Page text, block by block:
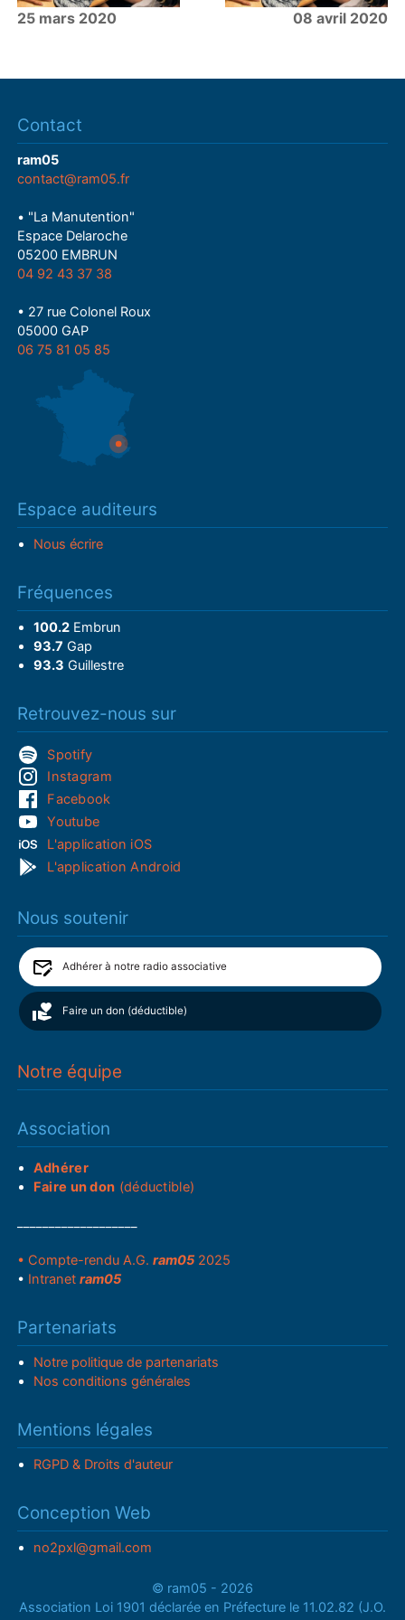
25 mars 2020 08 avril 2020
Contact
ram05
contact@ram05.fr
• "La Manutention"
Espace Delaroche
05200 EMBRUN
04 92 43 37 38
• 27 rue Colonel Roux
05000 GAP
06 75 81 05 85
Espace auditeurs
Nous écrire
Fréquences
100.2Embrun
93.7 Gap
93.3 Guillestre
Retrouvez-nous sur
Spotify
Instagram
Facebook
Youtube
L'application iOS
L'application Android
Nous soutenir
Adhérer à notre radio associative
Faire un don (déductible)
Notre équipe
Association
Adhérer
Faire un don (déductible)
• Compte-rendu A.G.ram05 2025
• Intranetram05
Partenariats
Notre politique de partenariats
Nos conditions générales
Mentions légales
RGPD & Droits d'auteur
Conception Web
no2pxl@gmail.com
© ram05 - 2026
Association Loi 1901 déclarée en Préfecture le 11.02.82 (J.O.